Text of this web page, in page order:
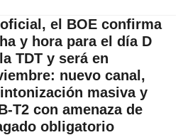
el BOE confirma
y hora para el día D
TDT y será en
nuevo canal,
masiva y
T2 con amenaza de
obligatorio